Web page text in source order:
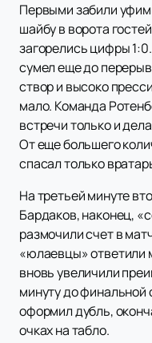
Первыми забили
шайбу в ворота
загорелись цифры
сумел еще до
створ и высоко
мало. Команда
встречи только и
От еще большего
спасал только
На третьей минуте
Бардаков, наконец,
размочили счет в
«юлаевцы» ответили
вновь увеличили
минуту до финальной
оформил дубль,
очках на табло.